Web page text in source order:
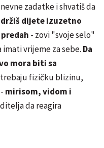
zadatke i shvatiš da
držiš dijete izuzetno
- zovi "svoje selo"
vrijeme za sebe. Da
mora biti sa
fizičku blizinu,
mirisom, vidom i
da reagira